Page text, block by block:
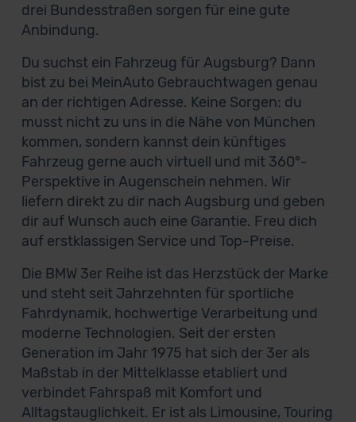
drei Bundesstraßen sorgen für eine gute
Anbindung.
Du suchst ein Fahrzeug für Augsburg? Dann
bist zu bei MeinAuto Gebrauchtwagen genau
an der richtigen Adresse. Keine Sorgen: du
musst nicht zu uns in die Nähe von München
kommen, sondern kannst dein künftiges
Fahrzeug gerne auch virtuell und mit 360°-
Perspektive in Augenschein nehmen. Wir
liefern direkt zu dir nach Augsburg und geben
dir auf Wunsch auch eine Garantie. Freu dich
auf erstklassigen Service und Top-Preise.
Die BMW 3er Reihe ist das Herzstück der Marke
und steht seit Jahrzehnten für sportliche
Fahrdynamik, hochwertige Verarbeitung und
moderne Technologien. Seit der ersten
Generation im Jahr 1975 hat sich der 3er als
Maßstab in der Mittelklasse etabliert und
verbindet Fahrspaß mit Komfort und
Alltagstauglichkeit. Er ist als Limousine, Touring